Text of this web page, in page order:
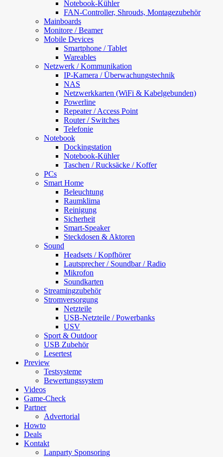
Notebook-Kühler
FAN-Controller, Shrouds, Montagezubehör
Mainboards
Monitore / Beamer
Mobile Devices
Smartphone / Tablet
Wareables
Netzwerk / Kommunikation
IP-Kamera / Überwachungstechnik
NAS
Netzwerkkarten (WiFi & Kabelgebunden)
Powerline
Repeater / Access Point
Router / Switches
Telefonie
Notebook
Dockingstation
Notebook-Kühler
Taschen / Rucksäcke / Koffer
PCs
Smart Home
Beleuchtung
Raumklima
Reinigung
Sicherheit
Smart-Speaker
Steckdosen & Aktoren
Sound
Headsets / Kopfhörer
Lautsprecher / Soundbar / Radio
Mikrofon
Soundkarten
Streamingzubehör
Stromversorgung
Netzteile
USB-Netzteile / Powerbanks
USV
Sport & Outdoor
USB Zubehör
Lesertest
Preview
Testsysteme
Bewertungssystem
Videos
Game-Check
Partner
Advertorial
Howto
Deals
Kontakt
Lanparty Sponsoring